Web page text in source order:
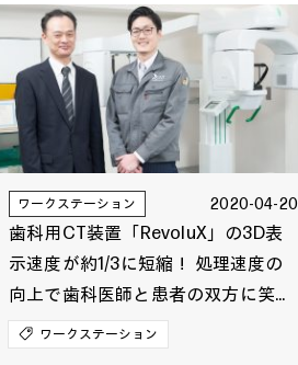
ワークステーション 2020-04-20
歯科用CT装置「RevoluX」の3D表
示速度が約1/3に短縮！ 処理速度の
向上で歯科医師と患者の双方に笑顔
を届けるHPワークステーション
ワークステーション